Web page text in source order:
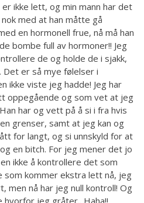
ikke lett, og min mann har det
med at han måtte gå
en hormonell frue, nå må han
bombe full av hormoner!! Jeg
de og holde de i sjakk,
er så mye følelser i
ikke viste jeg hadde! Jeg har
oppegående og som vet at jeg
har og vett på å si i fra hvis
grenser, samt at jeg kan og
for langt, og si unnskyld for at
en bitch. For jeg mener det jo
ikke å kontrollere det som
som kommer ekstra lett nå, jeg
men nå har jeg null kontroll! Og